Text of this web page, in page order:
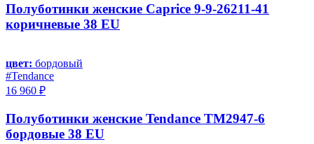
Полуботинки женские Caprice 9-9-26211-41
коричневые 38 EU
цвет: бордовый
#Tendance
16 960 ₽
Полуботинки женские Tendance TM2947-6
бордовые 38 EU